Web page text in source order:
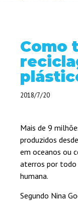
Como
2018/7/20
Mais de 9
produzidos
em oceanos ou
aterros por todo
humana.
Segundo Nina